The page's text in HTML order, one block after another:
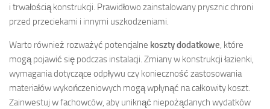
i trwałością konstrukcji. Prawidłowo zainstalowany prysznic chroni
przed przeciekami i innymi uszkodzeniami.
Warto również rozważyć potencjalne koszty dodatkowe, które
mogą pojawić się podczas instalacji. Zmiany w konstrukcji łazienki,
wymagania dotyczące odpływu czy konieczność zastosowania
materiałów wykończeniowych mogą wpłynąć na całkowity koszt.
Zainwestuj w fachowców, aby uniknąć niepożądanych wydatków